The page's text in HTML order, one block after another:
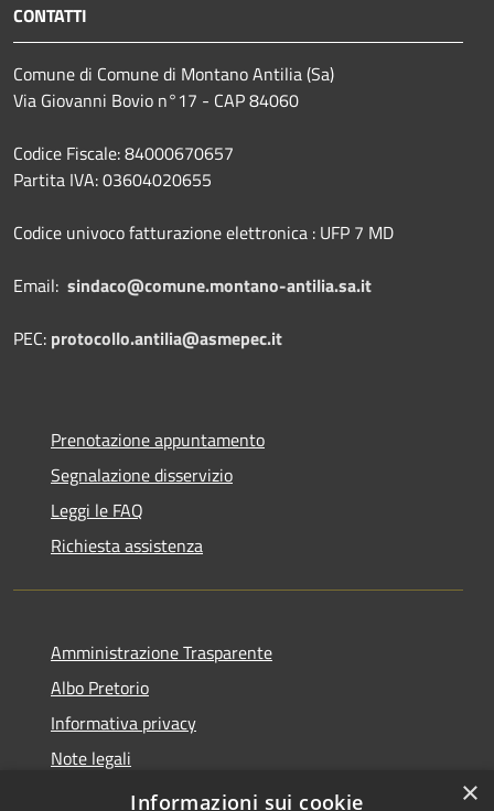
CONTATTI
Comune di Comune di Montano Antilia (Sa)
Via Giovanni Bovio n°17 - CAP 84060
Codice Fiscale: 84000670657
Partita IVA: 03604020655
Codice univoco fatturazione elettronica : UFP 7 MD
Email: sindaco@comune.montano-antilia.sa.it
PEC: protocollo.antilia@asmepec.it
Prenotazione appuntamento
Segnalazione disservizio
Leggi le FAQ
Richiesta assistenza
Amministrazione Trasparente
Albo Pretorio
Informativa privacy
Note legali
Dichiarazione di accessibilità
×
Informazioni sui cookie